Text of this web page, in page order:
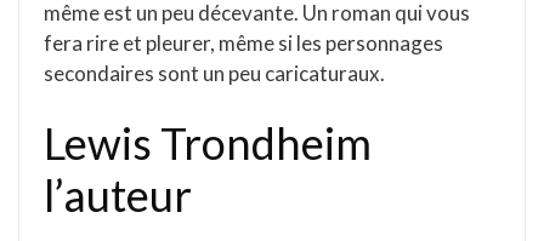
même est un peu décevante. Un roman qui vous
fera rire et pleurer, même si les personnages
secondaires sont un peu caricaturaux.
Lewis Trondheim
l’auteur